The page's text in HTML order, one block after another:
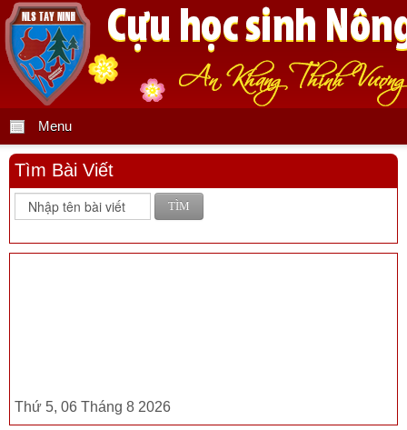
Menu
Tìm Bài Viết
TÌM
Thứ 5, 06 Tháng 8 2026